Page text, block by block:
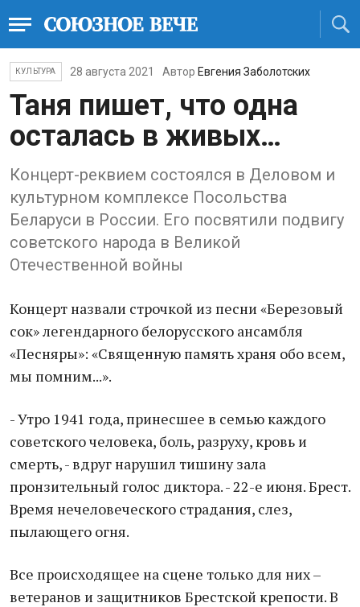
КУЛЬТУРА 28 августа 2021 Автор Евгения Заболотских
Таня пишет, что одна
осталась в живых…
Концерт-реквием состоялся в Деловом и
культурном комплексе Посольства
Беларуси в России. Его посвятили подвигу
советского народа в Великой
Отечественной войны
Концерт назвали строчкой из песни «Березовый
сок» легендарного белорусского ансамбля
«Песняры»: «Священную память храня обо всем,
мы помним...».
- Утро 1941 года, принесшее в семью каждого
советского человека, боль, разруху, кровь и
смерть, - вдруг нарушил тишину зала
пронзительный голос диктора. - 22-е июня. Брест.
Время нечеловеческого страдания, слез,
пылающего огня.
Все происходящее на сцене только для них –
ветеранов и защитников Брестской крепости. В